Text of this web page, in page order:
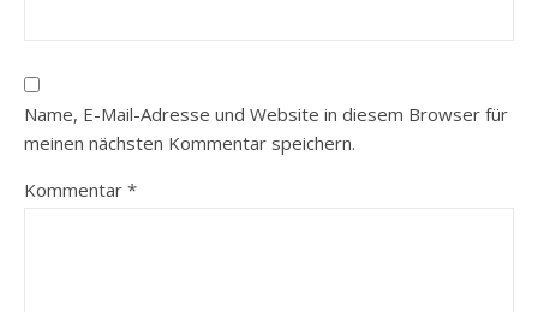
Name, E-Mail-Adresse und Website in diesem Browser für
meinen nächsten Kommentar speichern.
Kommentar *